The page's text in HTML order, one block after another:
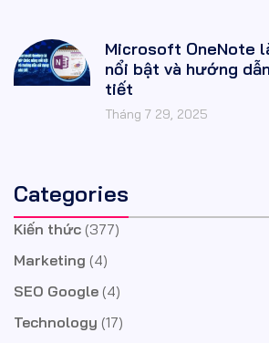
Microsoft OneNote
nổi bật và hướng
tiết
Tháng 7 29, 2025
Categories
Kiến thức (377)
Marketing (4)
SEO Google (4)
Technology (17)